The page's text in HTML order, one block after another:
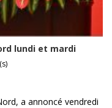
lundi et mardi
a annoncé vendredi